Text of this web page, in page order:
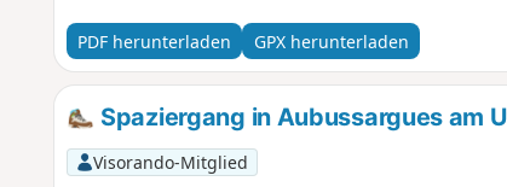
PDF herunterladen
GPX herunterladen
Spaziergang in Aubussargues am
Visorando-Mitglied